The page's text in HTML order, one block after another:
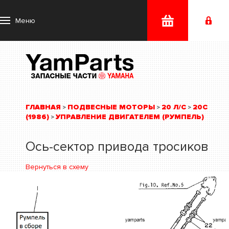
Меню
ГЛАВНАЯ > ПОДВЕСНЫЕ МОТОРЫ > 20 Л/С > 20C
(1986) > УПРАВЛЕНИЕ ДВИГАТЕЛЕМ (РУМПЕЛЬ)
Ось-сектор привода тросиков
Вернуться в схему